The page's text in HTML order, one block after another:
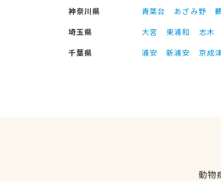
神奈川県
青葉台 あざみ野
埼玉県
大宮 東浦和 志木
千葉県
浦安 新浦安 京成
動物